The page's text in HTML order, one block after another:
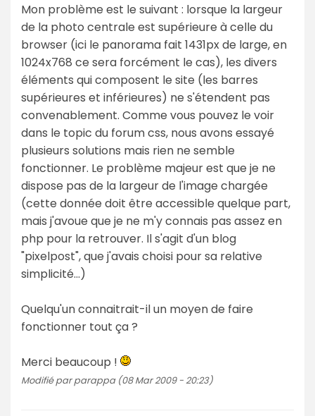
Mon problème est le suivant : lorsque la largeur
de la photo centrale est supérieure à celle du
browser (ici le panorama fait 1431px de large, en
1024x768 ce sera forcément le cas), les divers
éléments qui composent le site (les barres
supérieures et inférieures) ne s'étendent pas
convenablement. Comme vous pouvez le voir
dans le topic du forum css, nous avons essayé
plusieurs solutions mais rien ne semble
fonctionner. Le problème majeur est que je ne
dispose pas de la largeur de l'image chargée
(cette donnée doit être accessible quelque part,
mais j'avoue que je ne m'y connais pas assez en
php pour la retrouver. Il s'agit d'un blog
"pixelpost", que j'avais choisi pour sa relative
simplicité...)
Quelqu'un connaitrait-il un moyen de faire
fonctionner tout ça ?
Merci beaucoup !
Modifié par parappa (08 Mar 2009 - 20:23)